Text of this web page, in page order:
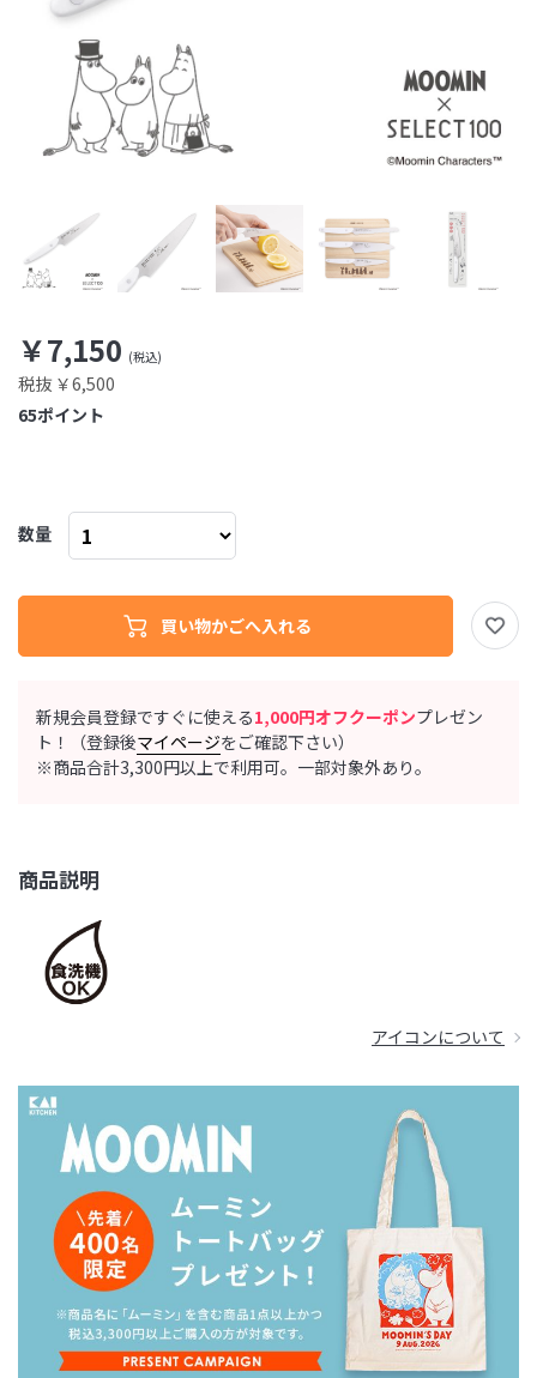
新規会員登録ですぐに使える1,000円オフクーポンプレゼン
ト！（登録後マイページをご確認下さい）
※商品合計3,300円以上で利用可。一部対象外あり。
商品説明
アイコンについて
￥7,150
税抜 ￥6,500
ポイント
65
数量